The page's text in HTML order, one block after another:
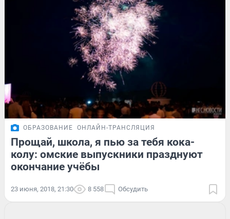
ОБРАЗОВАНИЕ ОНЛАЙН-ТРАНСЛЯЦИЯ
Прощай, школа, я пью за тебя кока-
колу: омские выпускники празднуют
окончание учёбы
23 июня, 2018, 21:30 8 558 Обсудить